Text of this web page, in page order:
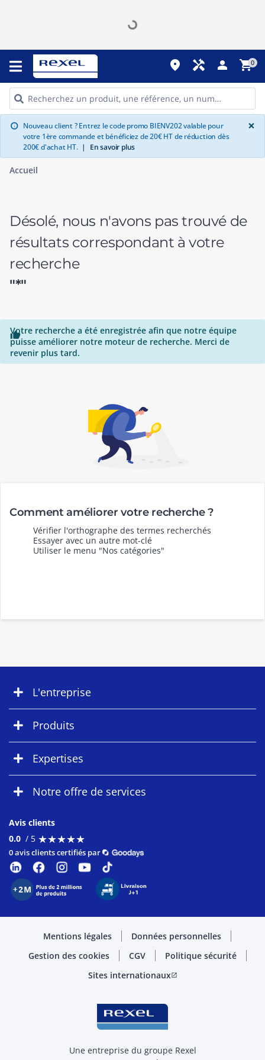
place handyman person shopping_cart0
info Nouveau client ? Entrez le code promo BIENV202 valable pour
votre 1ère commande et bénéficiez de 20€ HT de réduction dès
200€ d'achat HT. | En savoir plus
×
Accueil
Désolé, nous n'avons pas trouvé de
résultats correspondant à votre
recherche
"*"

Votre recherche a été enregistrée afin que notre équipe
puisse améliorer notre moteur de recherche. Merci de
revenir plus tard.
Comment améliorer votre recherche ?
Vérifier l'orthographe des termes recherchés
Essayer avec un autre mot-clé
Utiliser le menu "Nos catégories"
L'entreprise
Produits
Expertises
Notre offre de services
Avis clients
0.0 / 5 ★★★★★
★★★★★
0 avis clients certifiés par
Mentions légales
Données personnelles
Gestion des cookies
CGV
Politique sécurité
Sites internationauxopen_in_new
Une entreprise du groupe Rexel